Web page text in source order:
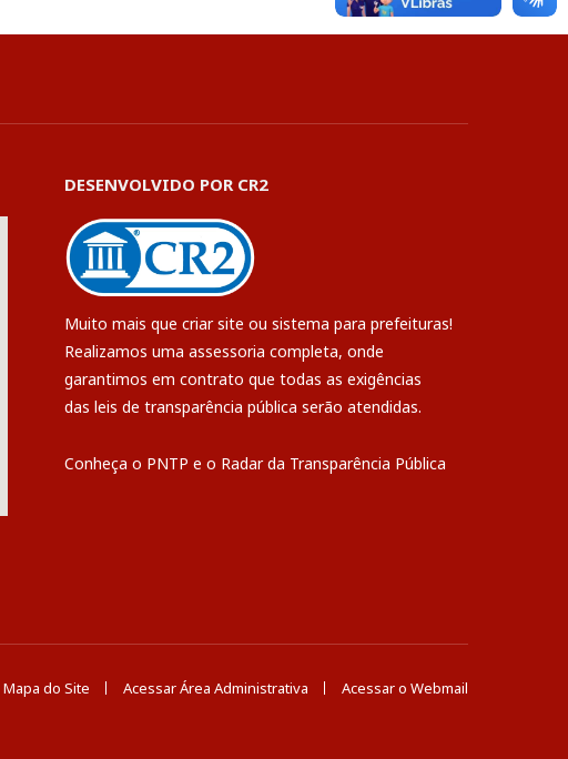
DESENVOLVIDO POR CR2
Muito mais que criar site ou sistema para prefeituras!
Realizamos uma assessoria completa, onde
garantimos em contrato que todas as exigências
das leis de transparência pública serão atendidas.
Conheça o PNTP e o Radar da Transparência Pública
Mapa do Site Acessar Área Administrativa Acessar o Webmail